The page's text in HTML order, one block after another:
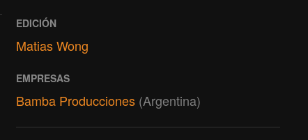
EDICIÓN
Matias Wong
EMPRESAS
Bamba Producciones (Argentina)